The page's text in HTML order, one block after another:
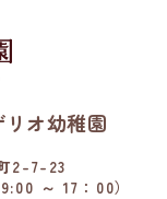
オ幼稚園
2-7-23
～ 17：00）